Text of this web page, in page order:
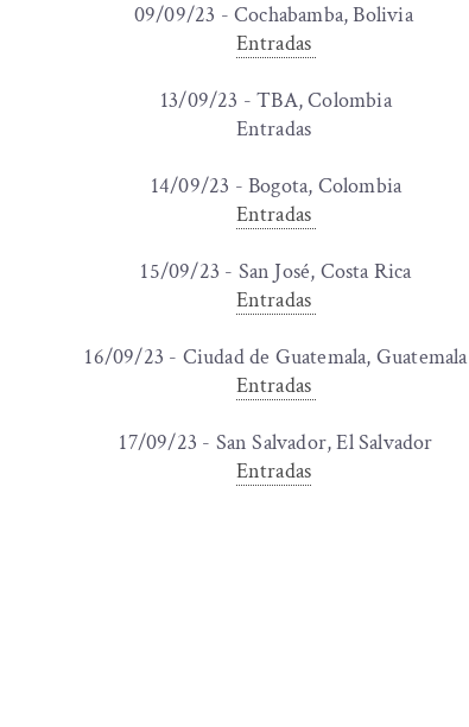
09/09/23 - Cochabamba, Bolivia
Entradas
13/09/23 - TBA, Colombia
Entradas
14/09/23 - Bogota, Colombia
Entradas
15/09/23 - San José, Costa Rica
Entradas
16/09/23 - Ciudad de Guatemala, Guatemala
Entradas
17/09/23 - San Salvador, El Salvador
Entradas